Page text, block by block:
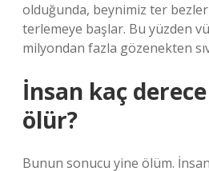
olduğunda, beynimiz ter
terlemeye başlar. Bu yüzden
milyondan fazla gözenekten
İnsan kaç
ölür?
Bunun sonucu yine ölüm.